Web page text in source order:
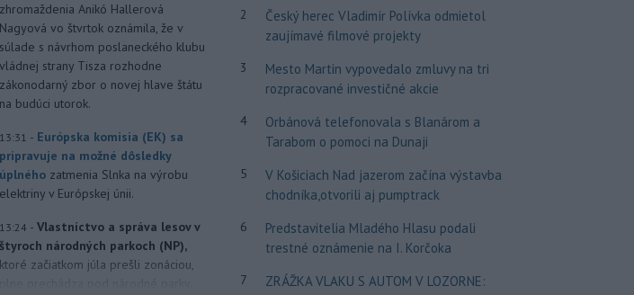
zhromaždenia Anikó Hallerová
Nagyová vo štvrtok oznámila, že v
súlade s návrhom poslaneckého klubu
vládnej strany Tisza rozhodne
zákonodarný zbor o novej hlave štátu
na budúci utorok.
13:31 - Európska komisia (EK) sa
pripravuje na možné dôsledky
úplného zatmenia Slnka na výrobu
elektriny v Európskej únii.
13:24 - Vlastníctvo a správa lesov v
štyroch národných parkoch (NP),
ktoré začiatkom júla prešli zonáciou,
2
Český herec Vladimír Polívka odmietol
zaujímavé filmové projekty
3
Mesto Martin vypovedalo zmluvy na tri
rozpracované investičné akcie
4
Orbánová telefonovala s Blanárom a
Tarabom o pomoci na Dunaji
5
V Košiciach Nad jazerom začína výstavba
chodníka,otvorili aj pumptrack
6
Predstavitelia Mladého Hlasu podali
trestné oznámenie na I. Korčoka
7
ZRÁŽKA VLAKU S AUTOM V LOZORNE: